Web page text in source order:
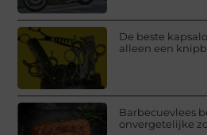
De beste
alleen een
Barbecuevlees
onvergetelijke